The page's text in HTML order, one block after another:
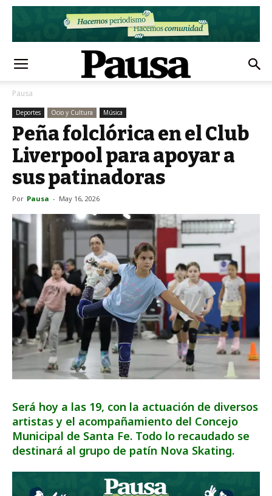
Pausa
Deportes Ocio y Cultura Música
Peña folclórica en el Club
Liverpool para apoyar a
sus patinadoras
Por Pausa - May 16, 2026
Será hoy a las 19, con la actuación de diversos
artistas y el acompañamiento del Concejo
Municipal de Santa Fe. Todo lo recaudado se
destinará al grupo de patín Nova Skating.